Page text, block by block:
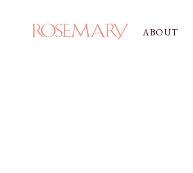
ABOUT